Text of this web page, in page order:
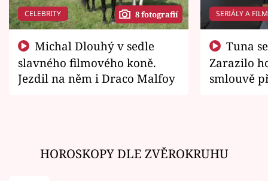
CELEBRITY 8 fotografií
slavného filmového koně.
Jezdil na něm i Draco Malfoy
SERIÁLY A
Zarazilo
smlouvě
HOROSKOPY DLE ZVĚROKRUHU